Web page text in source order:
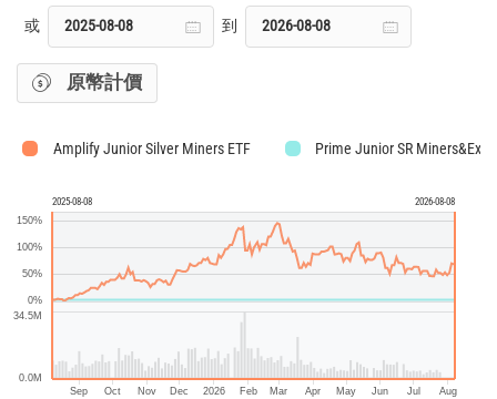
或 到
原幣計價
Amplify Junior Silver Miners ETF Prime Junior SR
2025-08-08 2026-08-08
Sep Oct Nov Dec 2026 Feb Mar Apr May Jun Jul Aug
0.0M
34.5M
0%
50%
100%
150%